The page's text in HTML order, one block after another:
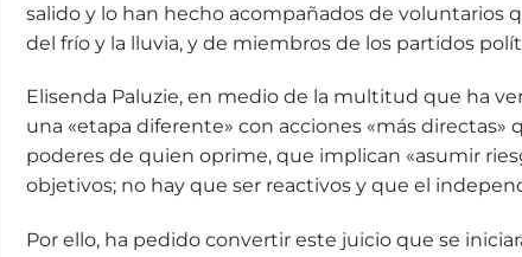
salido y lo han hecho acompañados de voluntarios
del frío y la lluvia, y de miembros de los partidos
Elisenda Paluzie, en medio de la multitud que ha
una «etapa diferente» con acciones «más
poderes de quien oprime, que implican «asumir
objetivos; no hay que ser reactivos y que el
Por ello, ha pedido convertir este juicio que se